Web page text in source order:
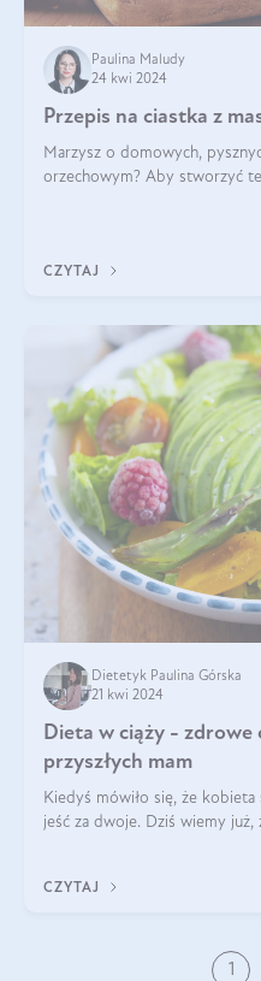
Paulina Maludy
24 kwi 2024
Przepis na ciastka z
Marzysz o domowych,
orzechowym? Aby stworzyć
CZYTAJ
Dietetyk Paulina Górska
21 kwi 2024
Dieta w ciąży - zdrowe
przyszłych mam
Kiedyś mówiło się, że kobieta
jeść za dwoje. Dziś wiemy
CZYTAJ
1